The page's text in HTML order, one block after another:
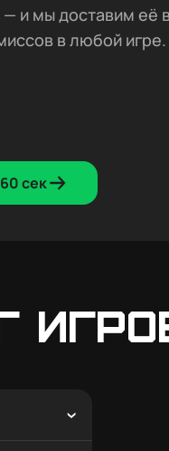
и мы доставим её
в любой игре.
сек